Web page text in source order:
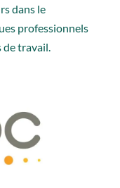
dans le
professionnels
de travail.